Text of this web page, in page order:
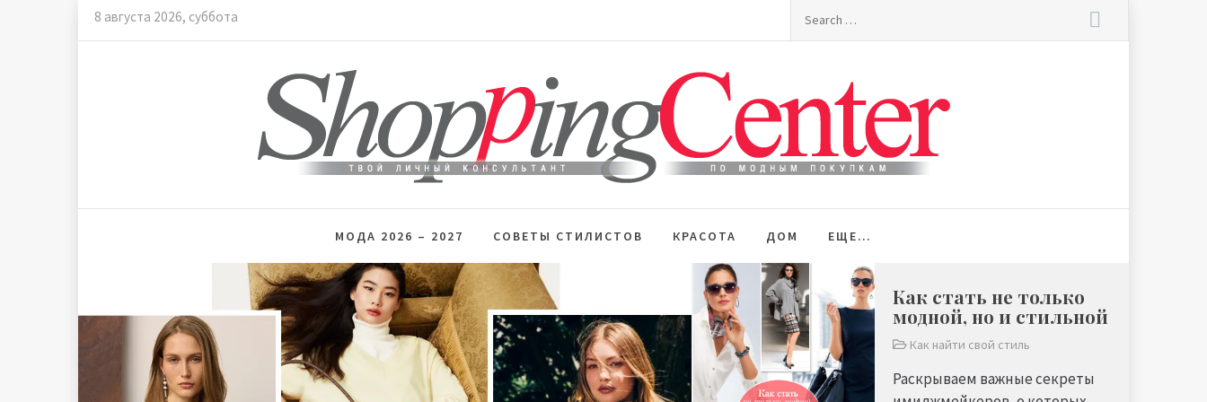
Skip
8 августа 2026, суббота
Search
Мода и стиль
МОДА 2026 – 2027 СОВЕТЫ СТИЛИСТОВ КРАСОТА ДОМ ЕЩЕ…
Как стать не только
модной, но и стильной
Как найти свой стиль
Раскрываем важные секреты